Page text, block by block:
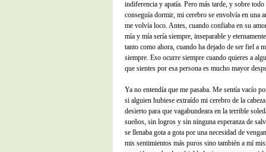
indiferencia y apatía. Pero más tarde, y sobre
conseguía dormir, mi cerebro se envolvía en una
me volvía loco. Antes, cuando confiaba en su
mía y mía sería siempre, inseparable y
tanto como ahora, cuando ha dejado de ser fiel a
siempre. Eso ocurre siempre cuando quieres a
que sientes por esa persona es mucho mayor
Ya no entendía que me pasaba. Me sentía vacío
si alguien hubiese extraído mi cerebro de la
desierto para que vagabundeara en la terrible
sueños, sin logros y sin ninguna esperanza de
se llenaba gota a gota por una necesidad de
mis sentimientos más puros sino también a mí